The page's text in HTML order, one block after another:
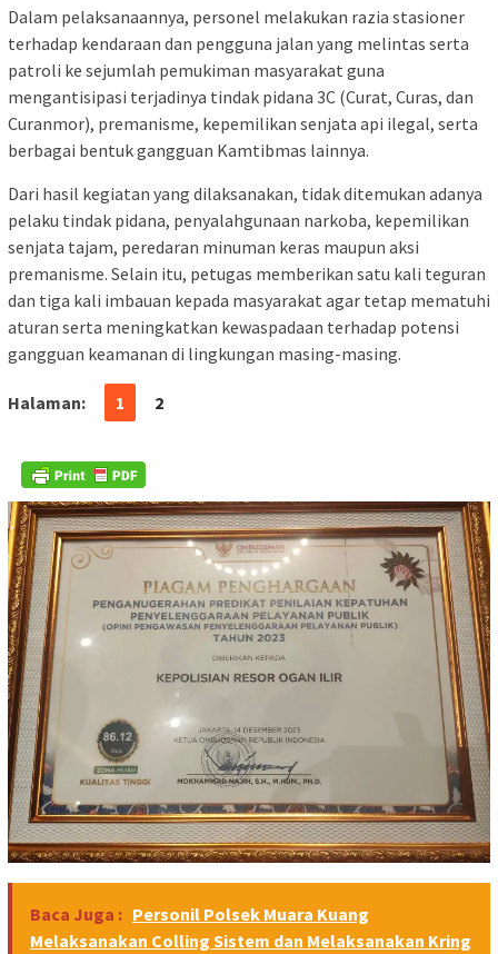
Dalam pelaksanaannya, personel melakukan razia stasioner
terhadap kendaraan dan pengguna jalan yang melintas serta
patroli ke sejumlah pemukiman masyarakat guna
mengantisipasi terjadinya tindak pidana 3C (Curat, Curas, dan
Curanmor), premanisme, kepemilikan senjata api ilegal, serta
berbagai bentuk gangguan Kamtibmas lainnya.
Dari hasil kegiatan yang dilaksanakan, tidak ditemukan adanya
pelaku tindak pidana, penyalahgunaan narkoba, kepemilikan
senjata tajam, peredaran minuman keras maupun aksi
premanisme. Selain itu, petugas memberikan satu kali teguran
dan tiga kali imbauan kepada masyarakat agar tetap mematuhi
aturan serta meningkatkan kewaspadaan terhadap potensi
gangguan keamanan di lingkungan masing-masing.
Halaman: 1 2
Baca Juga : Personil Polsek Muara Kuang
Melaksanakan Colling Sistem dan Melaksanakan Kring